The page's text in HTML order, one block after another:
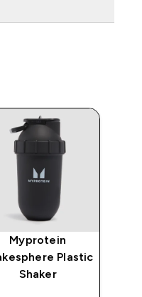
Myprotein
Plastic
Shaker